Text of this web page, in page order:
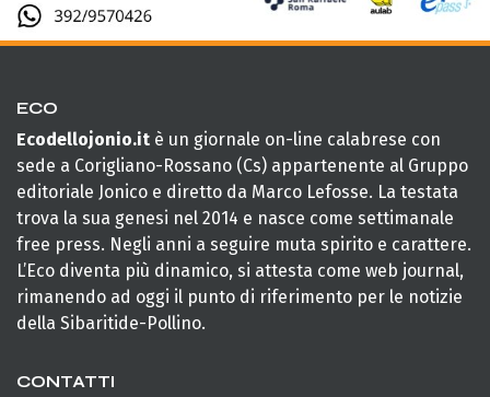
ECO
Ecodellojonio.it è un giornale on-line calabrese con
sede a Corigliano-Rossano (Cs) appartenente al Gruppo
editoriale Jonico e diretto da Marco Lefosse. La testata
trova la sua genesi nel 2014 e nasce come settimanale
free press. Negli anni a seguire muta spirito e carattere.
L’Eco diventa più dinamico, si attesta come web journal,
rimanendo ad oggi il punto di riferimento per le notizie
della Sibaritide-Pollino.
CONTATTI